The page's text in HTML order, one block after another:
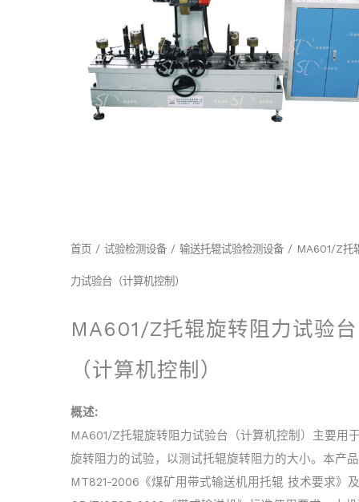
首页 / 试验检测设备 / 输送托辊试验检测设备 / MA601/Z托
力试验台（计算机控制）
MA601/Z托辊旋转阻力试验台
（计算机控制）
概述:
MA601/Z托辊旋转阻力试验台（计算机控制）主要用
旋转阻力的试验，以测试托辊旋转阻力的大小。本产
MT821-2006《煤矿用带式输送机用托辊 技术要求》及